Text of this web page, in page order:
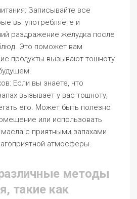
Записывайте все
вы употребляете и
раздражение желудка после
Это поможет вам
продукты вызывают тошноту
Если вы знаете, что
вызывает у вас тошноту,
его. Может быть полезно
или использовать
с приятными запахами
атмосферы.
методы
такие как